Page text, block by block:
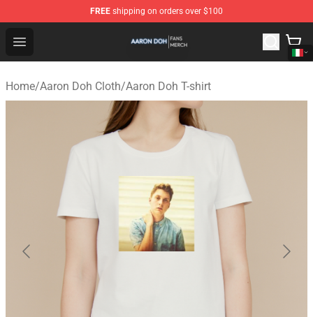
FREE shipping on orders over $100
Open menu
Aaron Doh Shop - Official Aaron Doh Merchandise Store
Home/Aaron Doh Cloth/Aaron Doh T-shirt